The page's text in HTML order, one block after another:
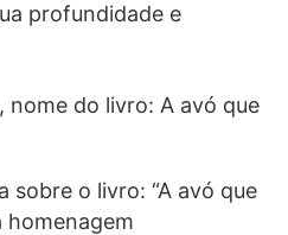
profundidade e
nome do livro: A avó que
sobre o livro: “A avó que
homenagem